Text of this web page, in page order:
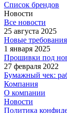
Список брендов
Новости
Все новости
25 августа 2025
Новые
1 января 2025
Прошивки под
27 февраля 2022
Бумажный чек:
Компания
О компании
Новости
Политика